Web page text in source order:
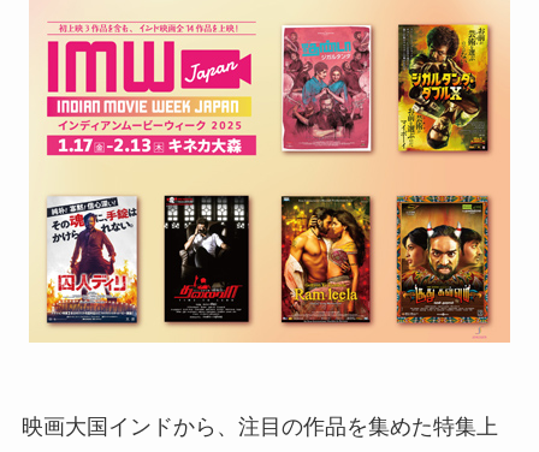
映画大国インドから、注目の作品を集めた特集上